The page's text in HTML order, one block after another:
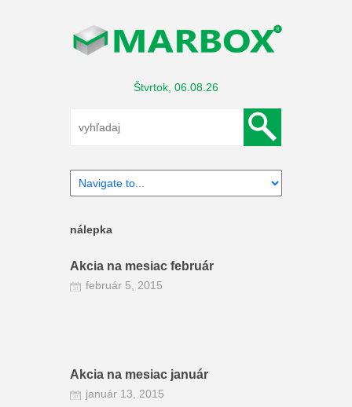
Štvrtok, 06.08.26
nálepka
Akcia na mesiac február
február 5, 2015
Akcia na mesiac január
január 13, 2015